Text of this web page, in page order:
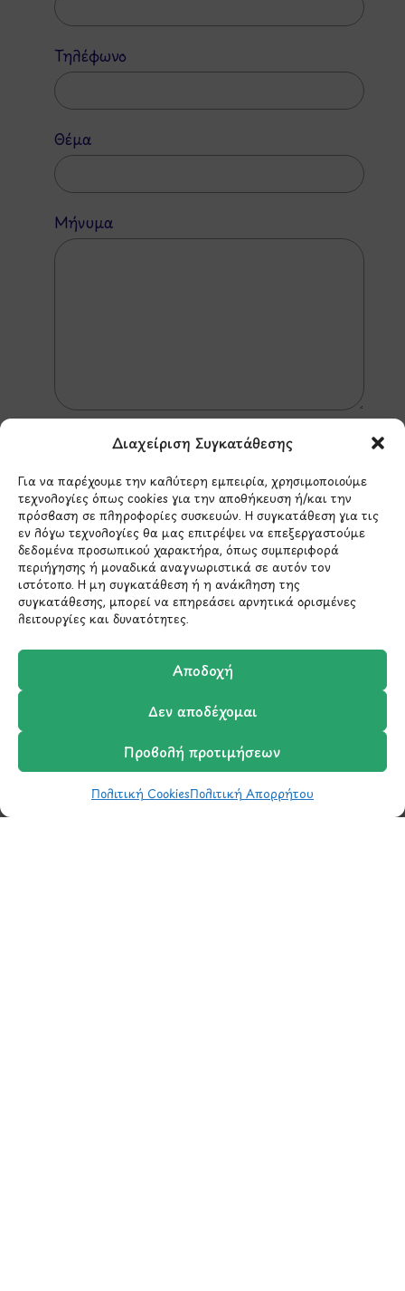
Διαχείριση Συγκατάθεσης
Για να παρέχουμε την καλύτερη εμπειρία, χρησιμοποιούμε
τεχνολογίες όπως cookies για την αποθήκευση ή/και την
πρόσβαση σε πληροφορίες συσκευών. Η συγκατάθεση για τις
εν λόγω τεχνολογίες θα μας επιτρέψει να επεξεργαστούμε
δεδομένα προσωπικού χαρακτήρα, όπως συμπεριφορά
περιήγησης ή μοναδικά αναγνωριστικά σε αυτόν τον
ιστότοπο. Η μη συγκατάθεση ή η ανάκληση της
συγκατάθεσης, μπορεί να επηρεάσει αρνητικά ορισμένες
λειτουργίες και δυνατότητες.
Αποδοχή
Δεν αποδέχομαι
Προβολή προτιμήσεων
Πολιτική CookiesΠολιτική Απορρήτου
Τηλέφωνο
Θέμα
Μήνυμα
*Αυτός ο ιστότοπος προστατεύεται από το σύστημα
reCAPTCHA και ισχύουν ηΠολιτική Απορρήτουκαι οι
Όροι Παροχής Υπηρεσιώντης Google.
ΣΤΟΙΧΕΙΑ ΕΠΙΚΟΙΝΩΝΙΑΣ
Holargos Center (Ισόγειο)
Λ.Περικλέους 56,
info@ypografi.com
ΚαλάθιΣύγκριση
Ο Λογαριασμός μου